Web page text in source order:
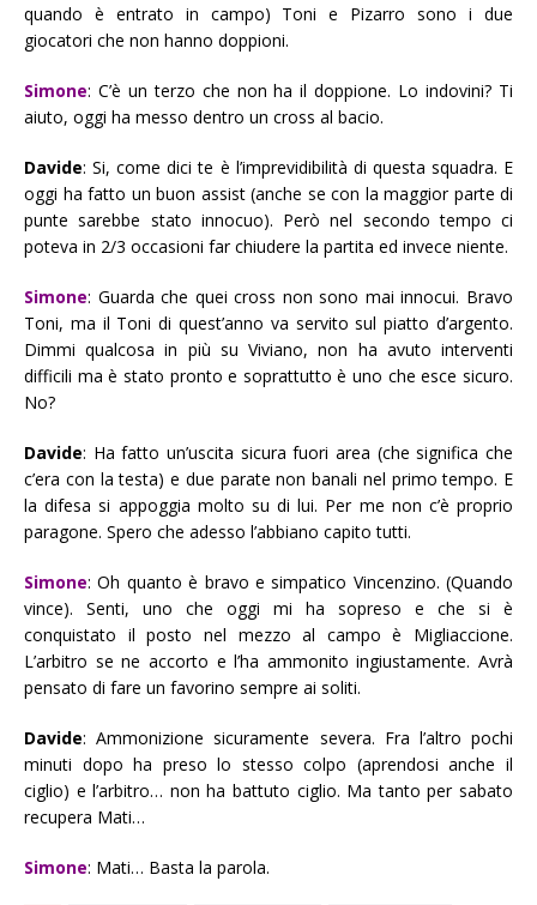
quando è entrato in campo) Toni e Pizarro sono i due
giocatori che non hanno doppioni.
Simone: C’è un terzo che non ha il doppione. Lo indovini? Ti
aiuto, oggi ha messo dentro un cross al bacio.
Davide: Si, come dici te è l’imprevidibilità di questa squadra. E
oggi ha fatto un buon assist (anche se con la maggior parte di
punte sarebbe stato innocuo). Però nel secondo tempo ci
poteva in 2/3 occasioni far chiudere la partita ed invece niente.
Simone: Guarda che quei cross non sono mai innocui. Bravo
Toni, ma il Toni di quest’anno va servito sul piatto d’argento.
Dimmi qualcosa in più su Viviano, non ha avuto interventi
difficili ma è stato pronto e soprattutto è uno che esce sicuro.
No?
Davide: Ha fatto un’uscita sicura fuori area (che significa che
c’era con la testa) e due parate non banali nel primo tempo. E
la difesa si appoggia molto su di lui. Per me non c’è proprio
paragone. Spero che adesso l’abbiano capito tutti.
Simone: Oh quanto è bravo e simpatico Vincenzino. (Quando
vince). Senti, uno che oggi mi ha sopreso e che si è
conquistato il posto nel mezzo al campo è Migliaccione.
L’arbitro se ne accorto e l’ha ammonito ingiustamente. Avrà
pensato di fare un favorino sempre ai soliti.
Davide: Ammonizione sicuramente severa. Fra l’altro pochi
minuti dopo ha preso lo stesso colpo (aprendosi anche il
ciglio) e l’arbitro… non ha battuto ciglio. Ma tanto per sabato
recupera Mati…
Simone: Mati… Basta la parola.